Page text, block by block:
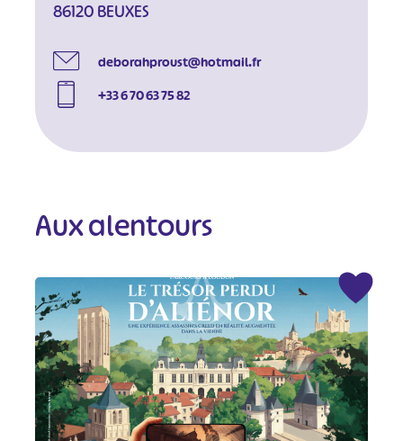
86120 BEUXES
deborahproust@hotmail.fr
+33 6 70 63 75 82
Aux alentours